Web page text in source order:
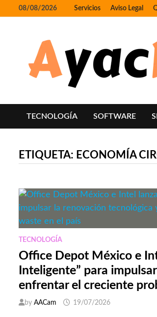
to
08/08/2026 Servicios Aviso Legal
TECNOLOGÍA SOFTWARE
ETIQUETA: ECONOMÍA
TECNOLOGÍA
Office Depot México e
Inteligente” para
enfrentar el creciente
byAACam 19/07/2026